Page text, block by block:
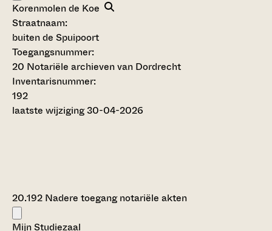
Korenmolen de Koe
Straatnaam:
buiten de Spuipoort
Toegangsnummer:
20 Notariële archieven van Dordrecht
Inventarisnummer:
192
laatste wijziging 30-04-2026
20.192 Nadere toegang notariële akten
Mijn Studiezaal